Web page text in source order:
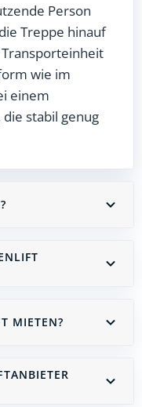
Person
Treppe hinauf
wie im
einem
stabil genug
MIETEN?
G